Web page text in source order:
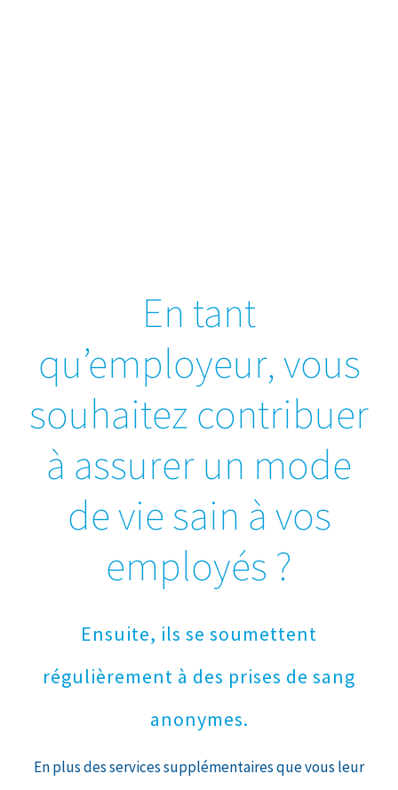
En tant
qu’employeur, vous
souhaitez contribuer
à assurer un mode
de vie sain à vos
employés ?
Ensuite, ils se soumettent
régulièrement à des prises de sang
anonymes.
En plus des services supplémentaires que vous leur